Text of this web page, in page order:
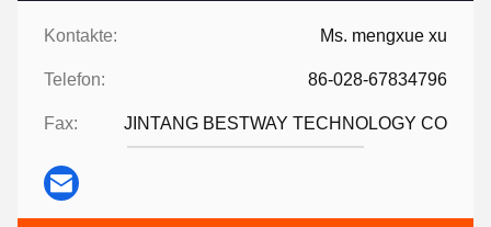
Kontakte: Ms. mengxue xu
Telefon: 86-028-67834796
Fax: JINTANG BESTWAY TECHNOLOGY CO